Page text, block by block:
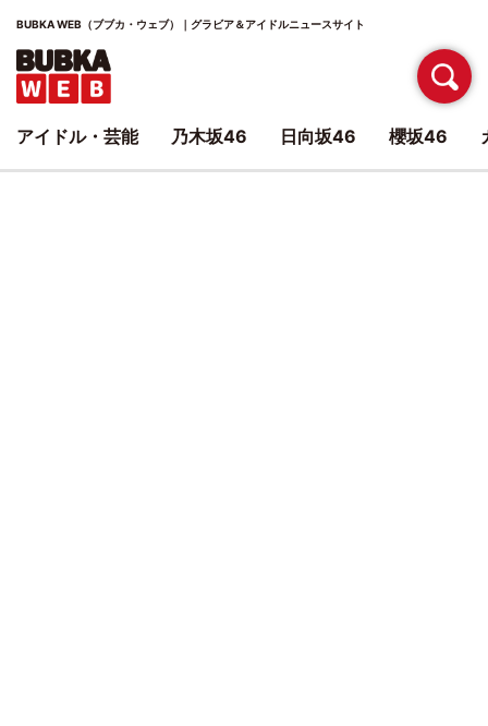
BUBKA WEB（ブブカ・ウェブ）｜グラビア＆アイドルニュースサイト
アイドル・芸能 乃木坂46 日向坂46 櫻坂46